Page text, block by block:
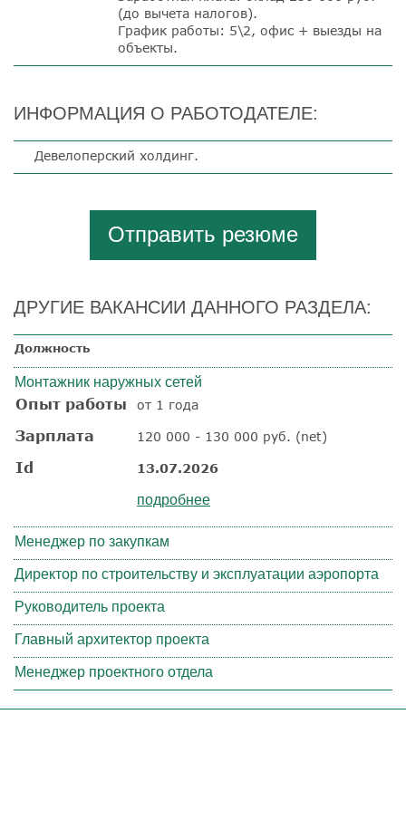
(до вычета налогов).
График работы: 5\2, офис + выезды на
объекты.
ИНФОРМАЦИЯ О РАБОТОДАТЕЛЕ:
Девелоперский холдинг.
Отправить резюме
ДРУГИЕ ВАКАНСИИ ДАННОГО РАЗДЕЛА:
Должность
Монтажник наружных сетей
Опыт работы от 1 года
Зарплата 120 000 - 130 000 руб. (net)
Id 13.07.2026
подробнее
Менеджер по закупкам
Директор по строительству и эксплуатации аэропорта
Руководитель проекта
Главный архитектор проекта
Менеджер проектного отдела